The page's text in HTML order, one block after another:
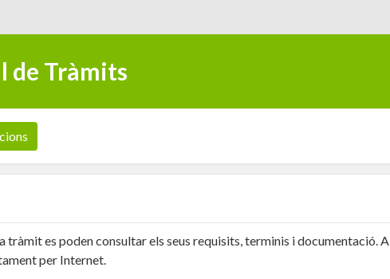
de Tràmits
es poden consultar els seus requisits, terminis i documentació. A
per Internet.